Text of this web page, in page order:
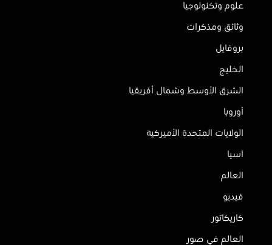
علوم وتكنولوجيا
وثائق ومذكرات
بروفايل
الخليج
الشرق الأوسط وشمال أفريقيا
أوروبا
الولايات المتحدة الأميركية
آسيا
العالم
فيديو
كاريكاتور
العالم في صور